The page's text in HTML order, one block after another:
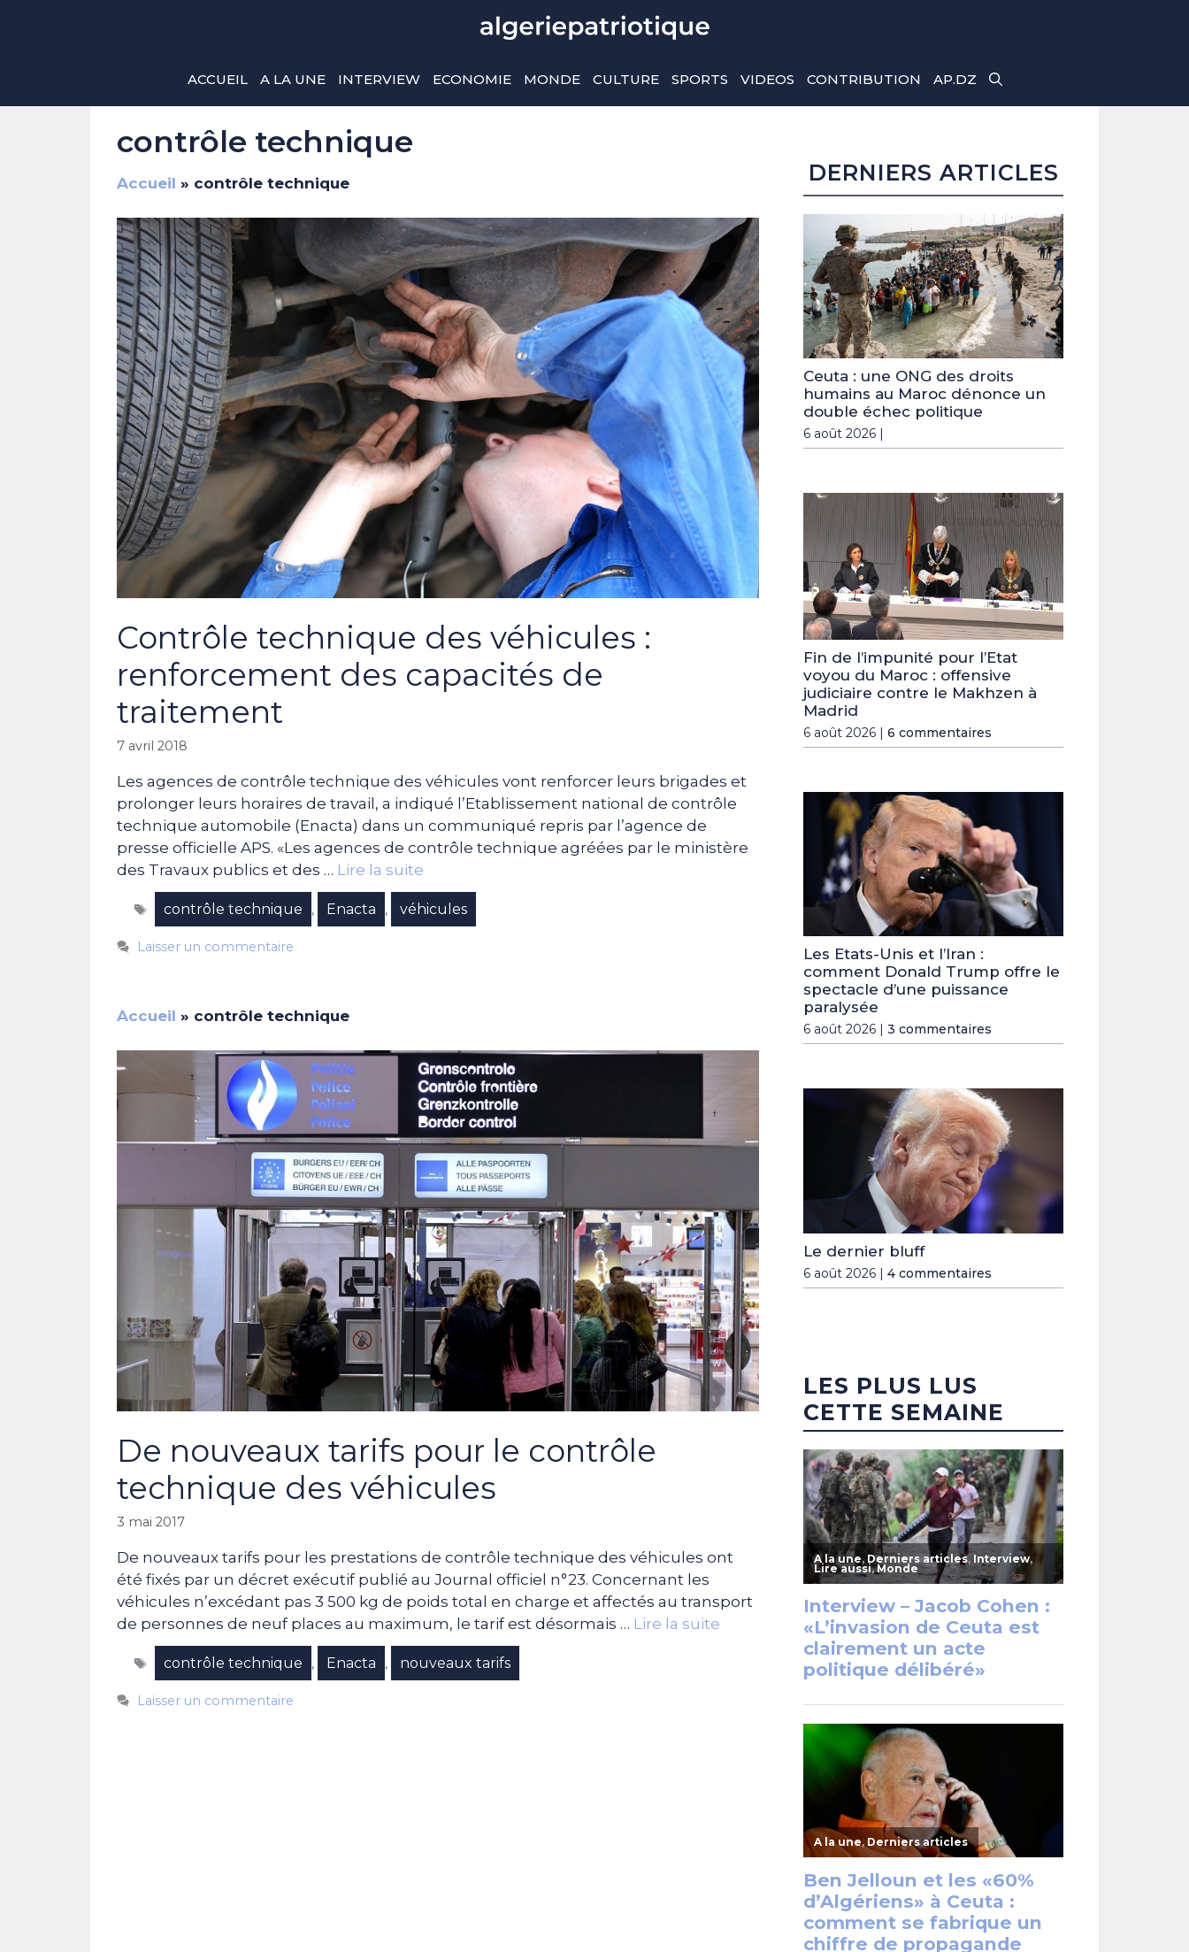
ACCUEIL A LA UNE INTERVIEW ECONOMIE MONDE CULTURE SPORTS VIDEOS CONTRIBUTION AP.DZ
contrôle technique
Accueil » contrôle technique
Contrôle technique des véhicules :
renforcement des capacités de
traitement
7 avril 2018
Les agences de contrôle technique des véhicules vont renforcer leurs brigades et
prolonger leurs horaires de travail, a indiqué l’Etablissement national de contrôle
technique automobile (Enacta) dans un communiqué repris par l’agence de
presse officielle APS. «Les agences de contrôle technique agréées par le ministère
des Travaux publics et des … Lire la suite
Étiquettes
contrôle technique , Enacta , véhicules
Laisser un commentaire
Accueil » contrôle technique
De nouveaux tarifs pour le contrôle
technique des véhicules
3 mai 2017
De nouveaux tarifs pour les prestations de contrôle technique des véhicules ont
été fixés par un décret exécutif publié au Journal officiel n°23. Concernant les
véhicules n’excédant pas 3 500 kg de poids total en charge et affectés au transport
de personnes de neuf places au maximum, le tarif est désormais … Lire la suite
Étiquettes
contrôle technique , Enacta , nouveaux tarifs
Laisser un commentaire
DERNIERS ARTICLES
Ceuta : une ONG des droits
humains au Maroc dénonce un
double échec politique
6 août 2026 |
Fin de l’impunité pour l’Etat
voyou du Maroc : offensive
judiciaire contre le Makhzen à
Madrid
6 août 2026 | 6 commentaires
Les Etats-Unis et l’Iran :
comment Donald Trump offre le
spectacle d’une puissance
paralysée
6 août 2026 | 3 commentaires
Le dernier bluff
6 août 2026 | 4 commentaires
LES PLUS LUS
CETTE SEMAINE